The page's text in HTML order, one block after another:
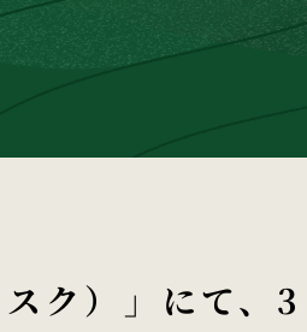
ク）」にて、